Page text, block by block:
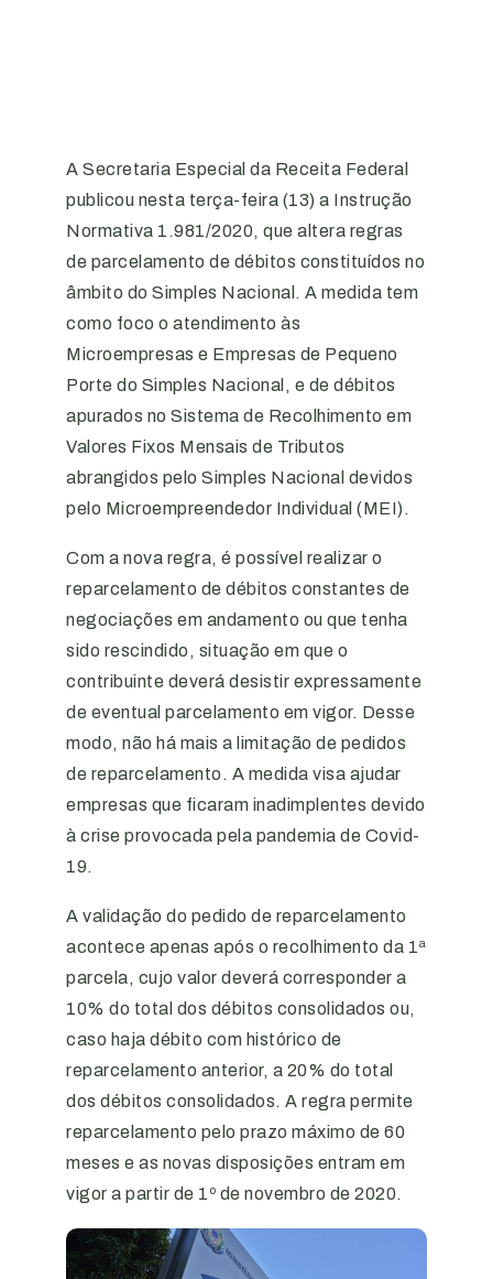
A Secretaria Especial da Receita Federal
publicou nesta terça-feira (13) a Instrução
Normativa 1.981/2020, que altera regras
de parcelamento de débitos constituídos no
âmbito do Simples Nacional. A medida tem
como foco o atendimento às
Microempresas e Empresas de Pequeno
Porte do Simples Nacional, e de débitos
apurados no Sistema de Recolhimento em
Valores Fixos Mensais de Tributos
abrangidos pelo Simples Nacional devidos
pelo Microempreendedor Individual (MEI).
Com a nova regra, é possível realizar o
reparcelamento de débitos constantes de
negociações em andamento ou que tenha
sido rescindido, situação em que o
contribuinte deverá desistir expressamente
de eventual parcelamento em vigor. Desse
modo, não há mais a limitação de pedidos
de reparcelamento. A medida visa ajudar
empresas que ficaram inadimplentes devido
à crise provocada pela pandemia de Covid-
19.
A validação do pedido de reparcelamento
acontece apenas após o recolhimento da 1ª
parcela, cujo valor deverá corresponder a
10% do total dos débitos consolidados ou,
caso haja débito com histórico de
reparcelamento anterior, a 20% do total
dos débitos consolidados. A regra permite
reparcelamento pelo prazo máximo de 60
meses e as novas disposições entram em
vigor a partir de 1º de novembro de 2020.